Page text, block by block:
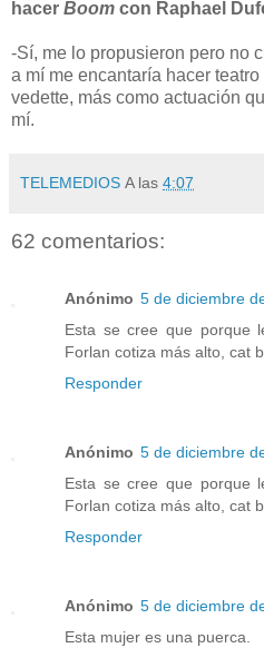
hacer Boom con Raphael
-Sí, me lo propusieron pero no
a mí me encantaría hacer
vedette, más como actuación
mí.
TELEMEDIOS A las 4:07
62 comentarios:
Anónimo 5 de diciembre
Esta se cree que porque
Forlan cotiza más alto, cat
Responder
Anónimo 5 de diciembre
Esta se cree que porque
Forlan cotiza más alto, cat
Responder
Anónimo 5 de diciembre
Esta mujer es una puerca.